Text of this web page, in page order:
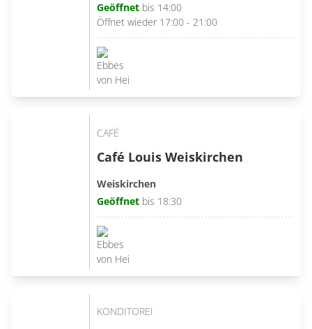
Geöffnet bis 14:00
Öffnet wieder 17:00 - 21:00
CAFÉ
Café Louis Weiskirchen
Weiskirchen
Geöffnet bis 18:30
KONDITOREI